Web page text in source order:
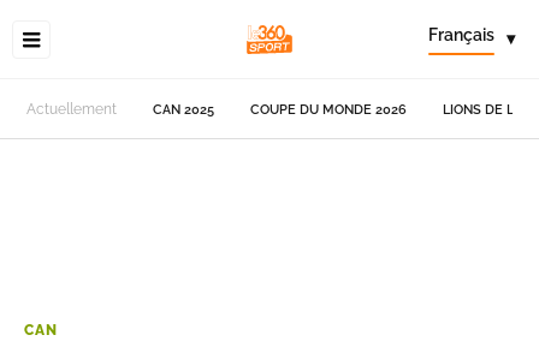
Français ▾
Actuellement CAN 2025 COUPE DU MONDE 2026 LIONS DE
CAN